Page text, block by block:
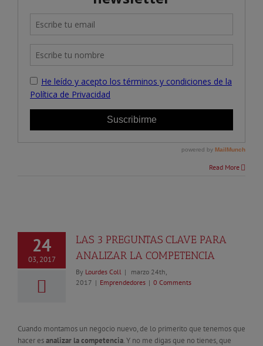
Read More
24
03, 2017
LAS 3 PREGUNTAS CLAVE PARA
ANALIZAR LA COMPETENCIA
By Lourdes Coll |
marzo 24th,
2017 | Emprendedores | 0 Comments
Cuando montamos un negocio nuevo, de lo primerito que tenemos que
hacer esanalizar la competencia. Y no me digas que no tienes, que